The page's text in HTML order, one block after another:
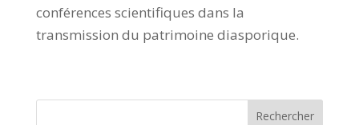
conférences scientifiques dans la
transmission du patrimoine diasporique.
Rechercher